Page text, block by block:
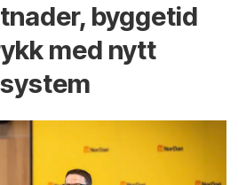
byggetid
med nytt